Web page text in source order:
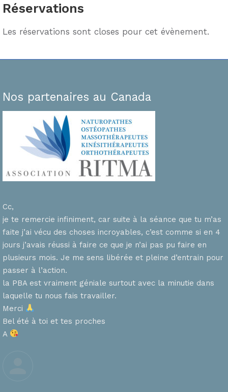
Réservations
Les réservations sont closes pour cet évènement.
Nos partenaires au Canada
Cc,
je te remercie infiniment, car suite à la séance que tu m’as
faite j’ai vécu des choses incroyables, c’est comme si en 4
jours j’avais réussi à faire ce que je n’ai pas pu faire en
plusieurs mois. Je me sens libérée et pleine d’entrain pour
passer à l’action.
la PBA est vraiment géniale surtout avec la minutie dans
laquelle tu nous fais travailler.
Merci
Bel été à toi et tes proches
A